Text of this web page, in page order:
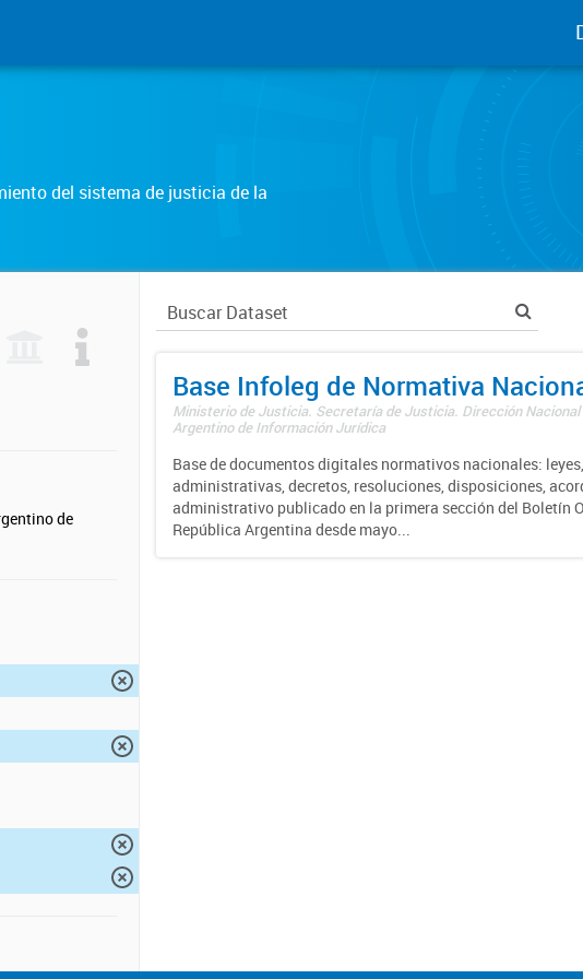
del sistema de justicia de la
de
Base Infoleg de Normativa
Ministerio de Justicia. Secretaría de Justicia. Dirección Nacional
Argentino de Información Jurídica
Base de documentos digitales normativos nacionales:
administrativas, decretos, resoluciones, disposiciones,
administrativo publicado en la primera sección del Boletín
República Argentina desde mayo...